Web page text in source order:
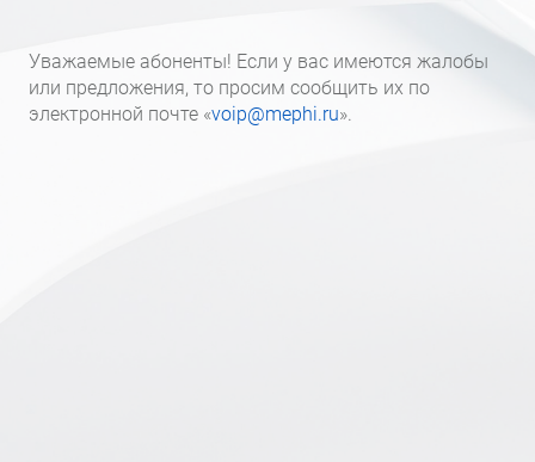
Уважаемые абоненты! Если у вас имеются жалобы
или предложения, то просим сообщить их по
электронной почте «voip@mephi.ru».